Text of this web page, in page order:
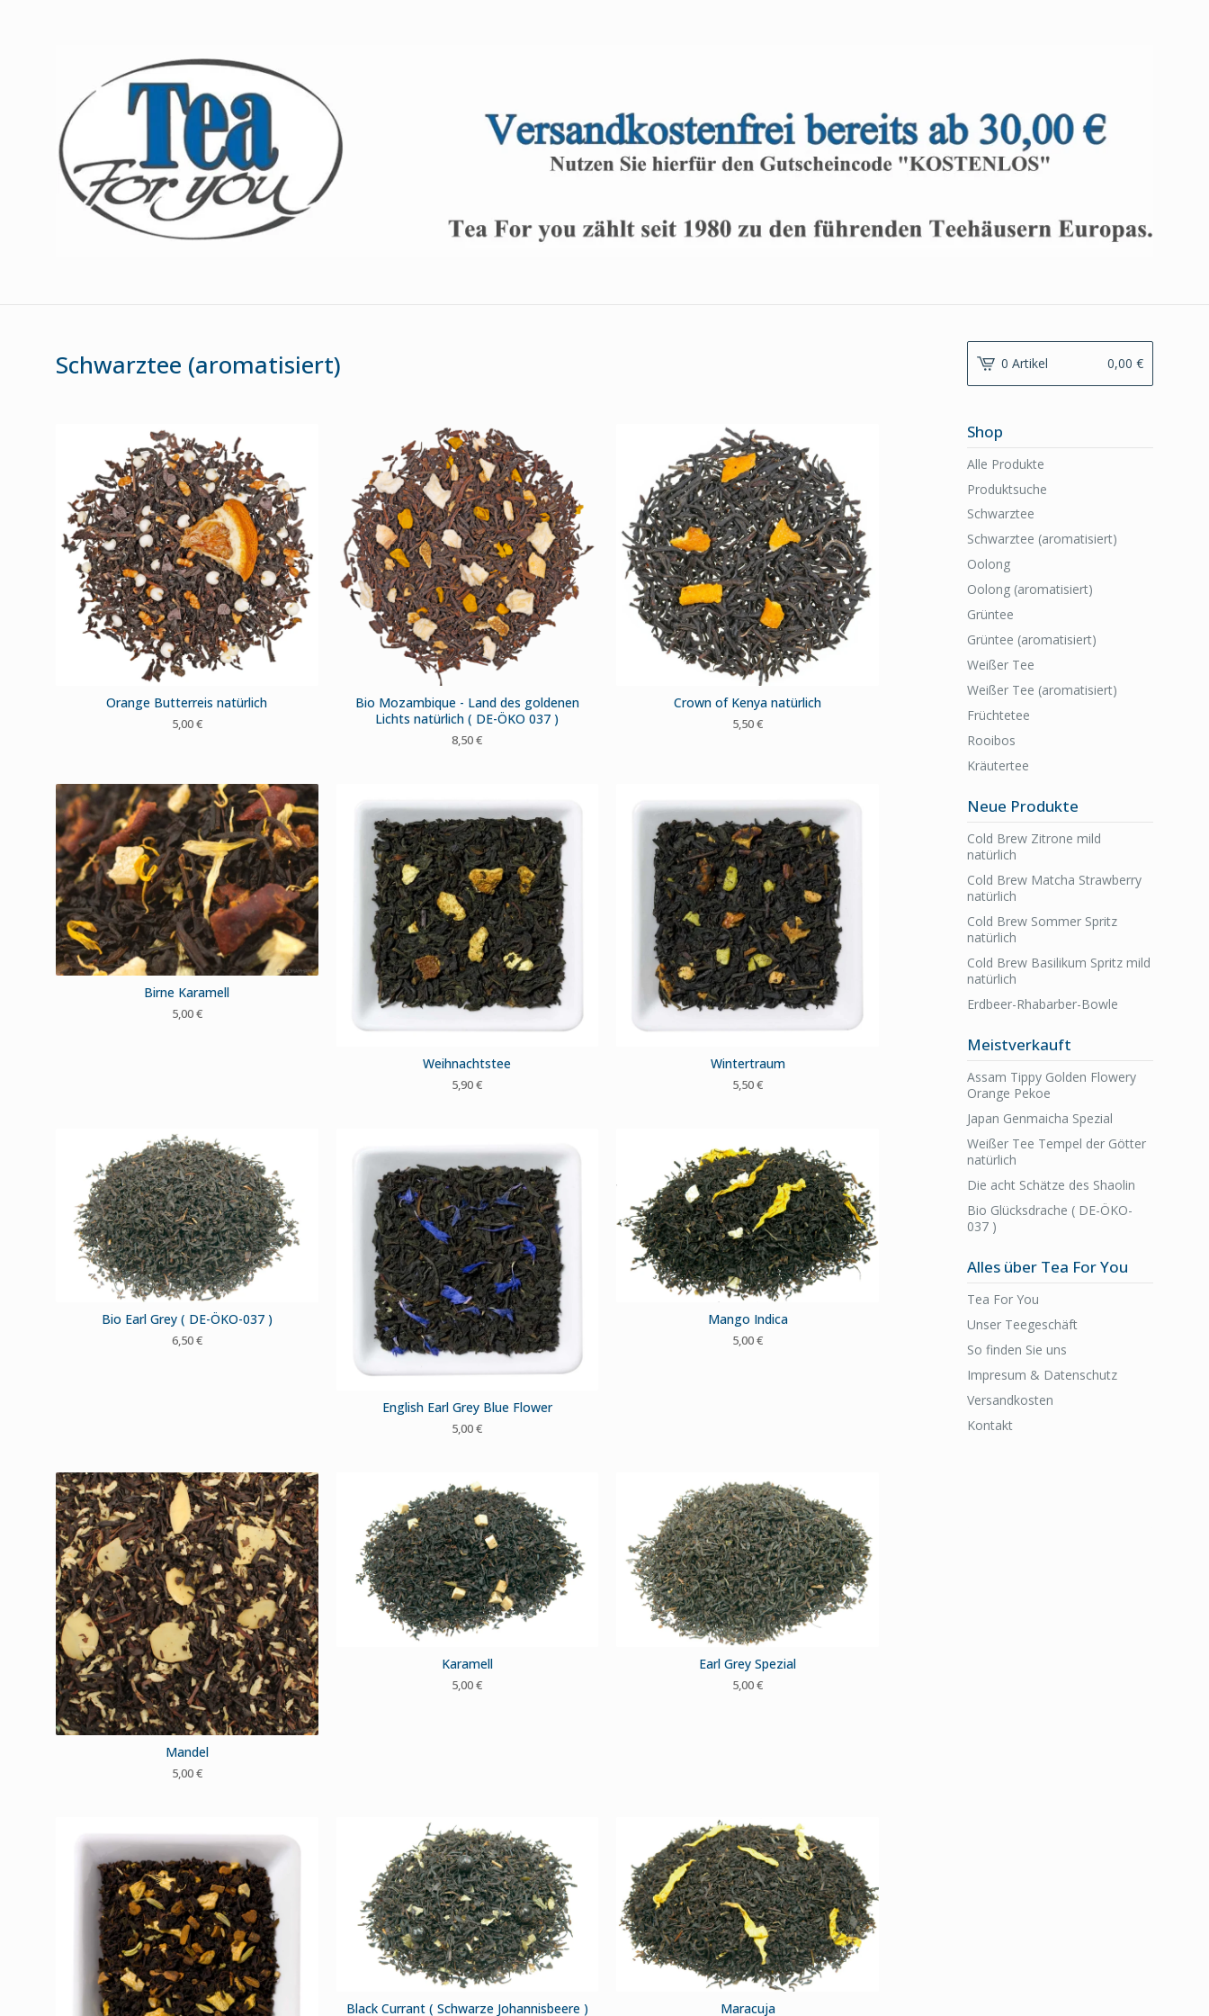
Schwarztee (aromatisiert)
Orange Butterreis natürlich
5,00€
Bio Mozambique - Land des goldenen
Lichts natürlich ( DE-ÖKO 037 )
8,50€
Crown of Kenya natürlich
5,50€
Birne Karamell
5,00€
Weihnachtstee
5,90€
Wintertraum
5,50€
Bio Earl Grey ( DE-ÖKO-037 )
6,50€
English Earl Grey Blue Flower
5,00€
Mango Indica
5,00€
Mandel
5,00€
Karamell
5,00€
Earl Grey Spezial
5,00€
Black Currant ( Schwarze Johannisbeere ) Maracuja
0 Artikel 0,00 €
Shop
Alle Produkte
Produktsuche
Schwarztee
Schwarztee (aromatisiert)
Oolong
Oolong (aromatisiert)
Grüntee
Grüntee (aromatisiert)
Weißer Tee
Weißer Tee (aromatisiert)
Früchtetee
Rooibos
Kräutertee
Neue Produkte
Cold Brew Zitrone mild
natürlich
Cold Brew Matcha Strawberry
natürlich
Cold Brew Sommer Spritz
natürlich
Cold Brew Basilikum Spritz mild
natürlich
Erdbeer-Rhabarber-Bowle
Meistverkauft
Assam Tippy Golden Flowery
Orange Pekoe
Japan Genmaicha Spezial
Weißer Tee Tempel der Götter
natürlich
Die acht Schätze des Shaolin
Bio Glücksdrache ( DE-ÖKO-
037 )
Alles über Tea For You
Tea For You
Unser Teegeschäft
So finden Sie uns
Impresum & Datenschutz
Versandkosten
Kontakt